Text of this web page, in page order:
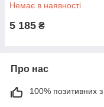
Немає в наявності
5 185 ₴
Про нас
100% позитивних з